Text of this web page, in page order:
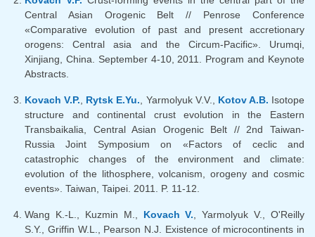
Central Asian Orogenic Belt // Penrose Conference
«Comparative evolution of past and present accretionary
orogens: Central asia and the Circum-Pacific». Urumqi,
Xinjiang, China. September 4-10, 2011. Program and Keynote
Abstracts.
Kovach V.P. Rytsk E.Yu. , Yarmolyuk V.V., Kotov A.B. Isotope
structure and continental crust evolution in the Eastern
Transbaikalia, Central Asian Orogenic Belt // 2nd Taiwan-
Russia Joint Symposium on «Factors of ceclic and
catastrophic changes of the environment and climate:
evolution of the lithosphere, volcanism, orogeny and cosmic
events». Taiwan, Taipei. 2011. P. 11-12.
Wang K.-L., Kuzmin M., Kovach V. , Yarmolyuk V., O'Reilly
S.Y., Griffin W.L., Pearson N.J. Existence of microcontinents in